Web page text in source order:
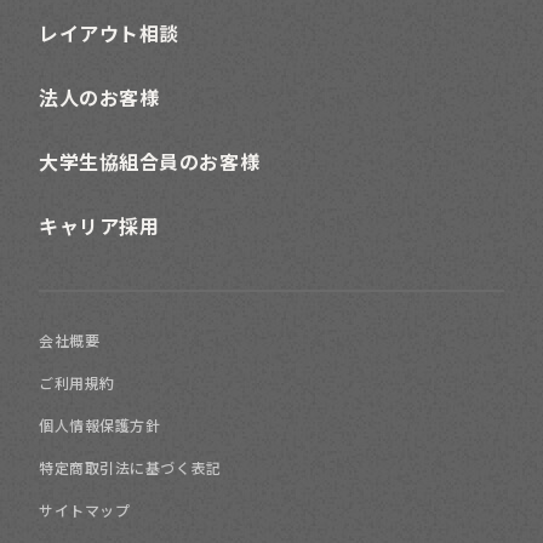
レイアウト相談
法人のお客様
大学生協組合員のお客様
キャリア採用
会社概要
ご利用規約
個人情報保護方針
特定商取引法に基づく表記
サイトマップ